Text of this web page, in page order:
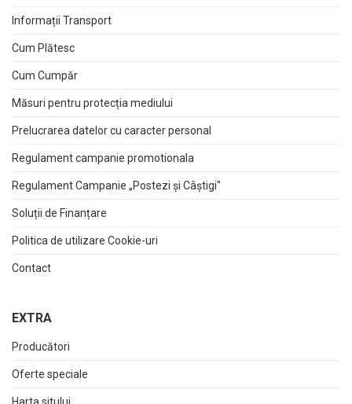
Informații Transport
Cum Plătesc
Cum Cumpăr
Măsuri pentru protecția mediului
Prelucrarea datelor cu caracter personal
Regulament campanie promotionala
Regulament Campanie „Postezi și Câștigi"
Soluții de Finanțare
Politica de utilizare Cookie-uri
Contact
EXTRA
Producători
Oferte speciale
Harta sitului